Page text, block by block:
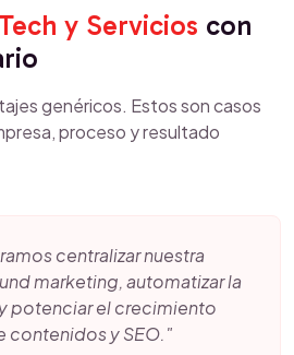
y Servicios con
genéricos. Estos son casos
proceso y resultado
centralizar nuestra
marketing, automatizar la
potenciar el crecimiento
contenidos y SEO."